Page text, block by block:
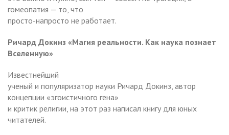
гомеопатия — то, что
просто-напросто не работает.
Ричард Докинз «Магия реальности. Как наука познает
Вселенную»
Известнейший
ученый и популяризатор науки Ричард Докинз, автор
концепции «эгоистичного гена»
и критик религии, на этот раз написал книгу для юных
читателей.